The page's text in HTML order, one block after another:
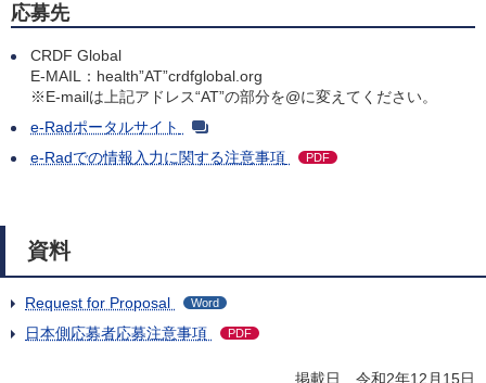
応募先
CRDF Global
E-MAIL：health”AT”crdfglobal.org
※E-mailは上記アドレス“AT”の部分を@に変えてください。
e-Radポータルサイト
e-Radでの情報入力に関する注意事項
PDF
資料
Request for Proposal Word
日本側応募者応募注意事項 PDF
掲載日 令和2年12月15日